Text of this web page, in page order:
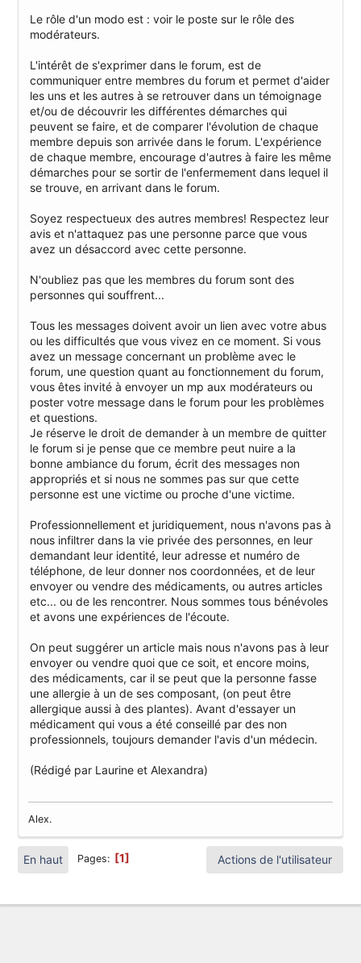
Le rôle d'un modo est : voir le poste sur le rôle des
modérateurs.
L'intérêt de s'exprimer dans le forum, est de
communiquer entre membres du forum et permet d'aider
les uns et les autres à se retrouver dans un témoignage
et/ou de découvrir les différentes démarches qui
peuvent se faire, et de comparer l'évolution de chaque
membre depuis son arrivée dans le forum. L'expérience
de chaque membre, encourage d'autres à faire les même
démarches pour se sortir de l'enfermement dans lequel il
se trouve, en arrivant dans le forum.
Soyez respectueux des autres membres! Respectez leur
avis et n'attaquez pas une personne parce que vous
avez un désaccord avec cette personne.
N'oubliez pas que les membres du forum sont des
personnes qui souffrent...
Tous les messages doivent avoir un lien avec votre abus
ou les difficultés que vous vivez en ce moment. Si vous
avez un message concernant un problème avec le
forum, une question quant au fonctionnement du forum,
vous êtes invité à envoyer un mp aux modérateurs ou
poster votre message dans le forum pour les problèmes
et questions.
Je réserve le droit de demander à un membre de quitter
le forum si je pense que ce membre peut nuire a la
bonne ambiance du forum, écrit des messages non
appropriés et si nous ne sommes pas sur que cette
personne est une victime ou proche d'une victime.
Professionnellement et juridiquement, nous n'avons pas à
nous infiltrer dans la vie privée des personnes, en leur
demandant leur identité, leur adresse et numéro de
téléphone, de leur donner nos coordonnées, et de leur
envoyer ou vendre des médicaments, ou autres articles
etc... ou de les rencontrer. Nous sommes tous bénévoles
et avons une expériences de l'écoute.
On peut suggérer un article mais nous n'avons pas à leur
envoyer ou vendre quoi que ce soit, et encore moins,
des médicaments, car il se peut que la personne fasse
une allergie à un de ses composant, (on peut être
allergique aussi à des plantes). Avant d'essayer un
médicament qui vous a été conseillé par des non
professionnels, toujours demander l'avis d'un médecin.
(Rédigé par Laurine et Alexandra)
Alex.
En haut Pages 1 Actions de l'utilisateur